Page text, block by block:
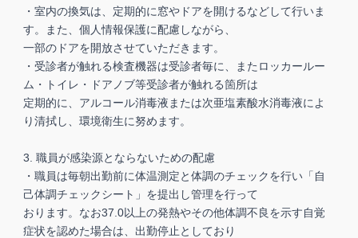
・室内の換気は、定期的に窓やドアを開けるなどして行いま
す。また、個人情報保護に配慮しながら、
一部のドアを開放させていただきます。
・受診者が触れる検査機器は受診者毎に、またロッカールー
ム・トイレ・ドアノブ等受診者が触れる箇所は
定期的に、アルコール消毒液または次亜塩素酸水消毒液によ
り清拭し、環境衛生に努めます。
3. 職員が感染源とならないための配慮
・職員は毎朝出勤前に体温測定と体調のチェックを行い「自
己体調チェックシート」を提出し管理を行って
おります。なお37.0以上の発熱やその他体調不良を示す自覚
症状を認めた場合は、出勤停止としており